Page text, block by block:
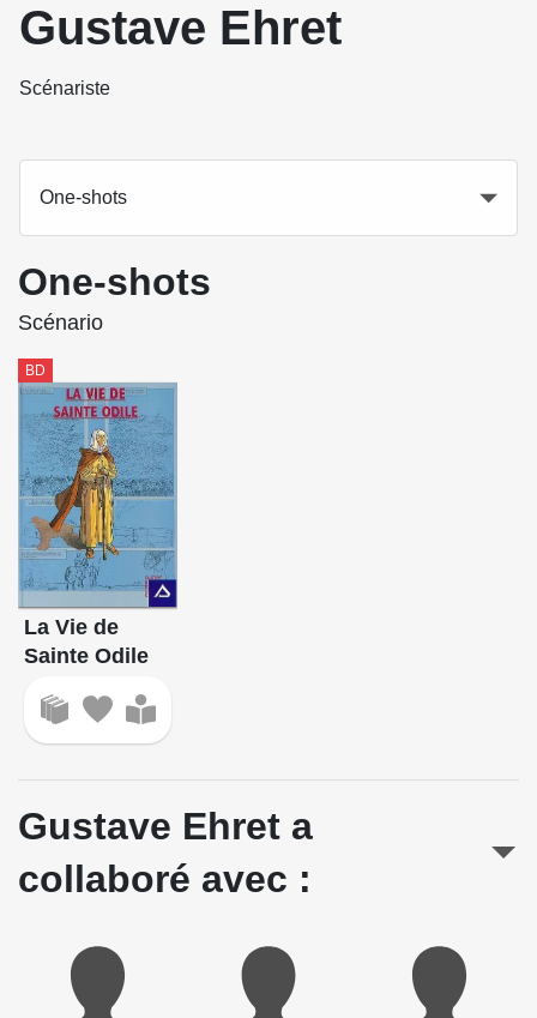
Gustave Ehret
Scénariste
One-shots
One-shots
Scénario
BD
La Vie de
Sainte Odile
Gustave Ehret a
collaboré avec :